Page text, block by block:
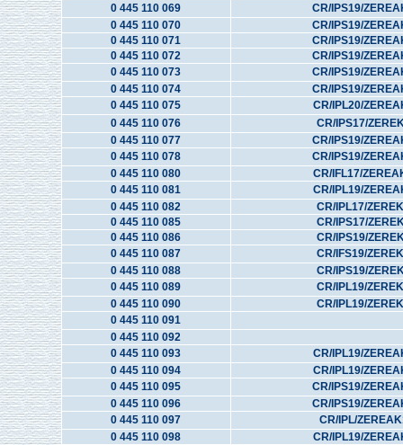
0 445 110 069
CR/IPS19/
0 445 110 070
CR/IPS19/
0 445 110 071
CR/IPS19/
0 445 110 072
CR/IPS19/
0 445 110 073
CR/IPS19/
0 445 110 074
CR/IPS19/
0 445 110 075
CR/IPL20/
0 445 110 076
CR/IPS17/
0 445 110 077
CR/IPS19/
0 445 110 078
CR/IPS19/
0 445 110 080
CR/IFL17/
0 445 110 081
CR/IPL19/
0 445 110 082
CR/IPL17/
0 445 110 085
CR/IPS17/
0 445 110 086
CR/IPS19/
0 445 110 087
CR/IFS19/
0 445 110 088
CR/IPS19/
0 445 110 089
CR/IPL19/
0 445 110 090
CR/IPL19/
0 445 110 091
0 445 110 092
0 445 110 093
CR/IPL19/
0 445 110 094
CR/IPL19/
0 445 110 095
CR/IPS19/
0 445 110 096
CR/IPS19/
0 445 110 097
CR/IPL/
0 445 110 098
CR/IPL19/